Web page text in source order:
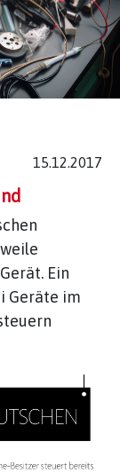
15.12.2017
Ein
Geräte im